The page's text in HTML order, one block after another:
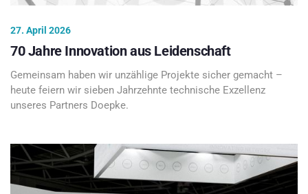
27. April 2026
70 Jahre Innovation aus Leidenschaft
Gemeinsam haben wir unzählige Projekte sicher gemacht –
heute feiern wir sieben Jahrzehnte technische Exzellenz
unseres Partners Doepke.